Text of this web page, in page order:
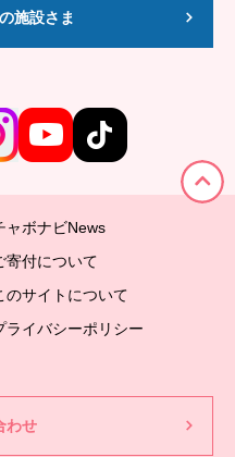
施設さま
ャボナビNews
寄付について
のサイトについて
ライバシーポリシー
わせ